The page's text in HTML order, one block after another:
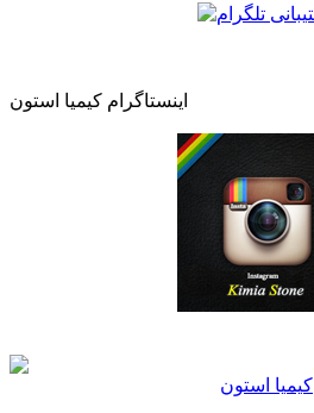
اینستاگرام کیمیا استون
كيميا استون